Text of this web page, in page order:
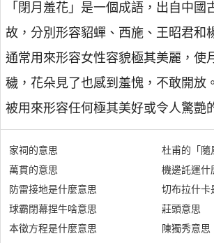
「閉月羞花」是一個成語，出自中國
故，分別形容貂蟬、西施、王昭君和
通常用來形容女性容貌極其美麗，使
穢，花朵見了也感到羞愧，不敢開放
被用來形容任何極其美好或令人驚艷
家祠的意思
萬貫的意思
防雷接地是什麼意思
球霸閉幕捏牛啥意思
本徵方程是什麼意思
杜甫的「隨
機邊託運什
切布拉什卡
莊頭意思
陳獨秀意思